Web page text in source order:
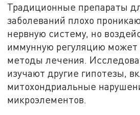
Традиционные препараты
заболеваний плохо
нервную систему, но
иммунную регуляцию может
методы лечения.
изучают другие гипотезы,
митохондриальные
микроэлементов.